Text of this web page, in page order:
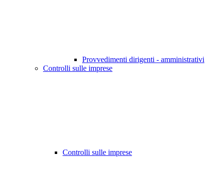
Provvedimenti dirigenti - amministrativi
Controlli sulle imprese
Controlli sulle imprese